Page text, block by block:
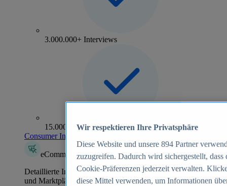
3.000.000+ Interviews
15.000+ Marken
Consumer Insights entdecken
eCommerce Insights
Detaillierte Informationen zu mehr als 39.000 Online-Shops
und Marktplätzen
Wir respektieren Ihre Privatsphäre
Diese Website und unsere 894 Partner
zuzugreifen. Dadurch wird sichergestellt,
Cookie-Präferenzen jederzeit verwalten.
diese Mittel verwenden, um Informationen